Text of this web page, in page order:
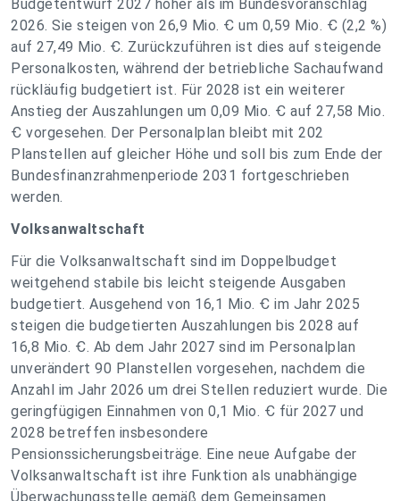
Budgetentwurf 2027 höher als im Bundesvoranschlag
2026. Sie steigen von 26,9 Mio. Ꞓ um 0,59 Mio. Ꞓ (2,2 %)
auf 27,49 Mio. Ꞓ. Zurückzuführen ist dies auf steigende
Personalkosten, während der betriebliche Sachaufwand
rückläufig budgetiert ist. Für 2028 ist ein weiterer
Anstieg der Auszahlungen um 0,09 Mio. Ꞓ auf 27,58 Mio.
Ꞓ vorgesehen. Der Personalplan bleibt mit 202
Planstellen auf gleicher Höhe und soll bis zum Ende der
Bundesfinanzrahmenperiode 2031 fortgeschrieben
werden.
Volksanwaltschaft
Für die Volksanwaltschaft sind im Doppelbudget
weitgehend stabile bis leicht steigende Ausgaben
budgetiert. Ausgehend von 16,1 Mio. Ꞓ im Jahr 2025
steigen die budgetierten Auszahlungen bis 2028 auf
16,8 Mio. Ꞓ. Ab dem Jahr 2027 sind im Personalplan
unverändert 90 Planstellen vorgesehen, nachdem die
Anzahl im Jahr 2026 um drei Stellen reduziert wurde. Die
geringfügigen Einnahmen von 0,1 Mio. Ꞓ für 2027 und
2028 betreffen insbesondere
Pensionssicherungsbeiträge. Eine neue Aufgabe der
Volksanwaltschaft ist ihre Funktion als unabhängige
Überwachungsstelle gemäß dem Gemeinsamen